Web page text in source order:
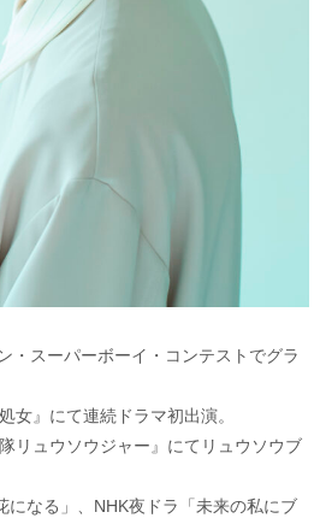
・スーパーボーイ・コンテストでグラ
女』にて連続ドラマ初出演。
リュウソウジャー』にてリュウソウブ
になる」、NHK夜ドラ「未来の私にブ